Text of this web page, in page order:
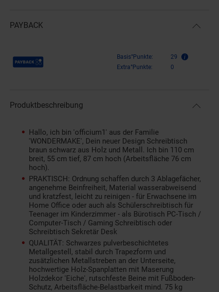
PAYBACK
Payback Punkte Basis°Punkte:
29
Extra°Punkte:
0
Produktbeschreibung
Hallo, ich bin 'officium1' aus der Familie
'WONDERMAKE', Dein neuer Design Schreibtisch
braun schwarz aus Holz und Metall. Ich bin 110 cm
breit, 55 cm tief, 87 cm hoch (Arbeitsfläche 76 cm
hoch).
PRAKTISCH: Ordnung schaffen durch 3 Ablagefächer,
angenehme Beinfreiheit, Material wasserabweisend
und kratzfest, leicht zu reinigen - für Erwachsene im
Home Office oder auch als Schülerschreibtisch für
Teenager im Kinderzimmer - als Bürotisch PC-Tisch /
Computer-Tisch / Gaming Schreibtisch oder
Schreibtisch Sekretär Desk
QUALITÄT: Schwarzes pulverbeschichtetes
Metallgestell, stabil durch Trapezform und
zusätzlichen Metallstreben an der Unterseite,
hochwertige Holz-Spanplatten mit Maserung
Holzdekor 'Eiche', rutschfeste Beine mit Fußboden-
Schutz, Arbeitsfläche-Belastbarkeit mind. 75 kg